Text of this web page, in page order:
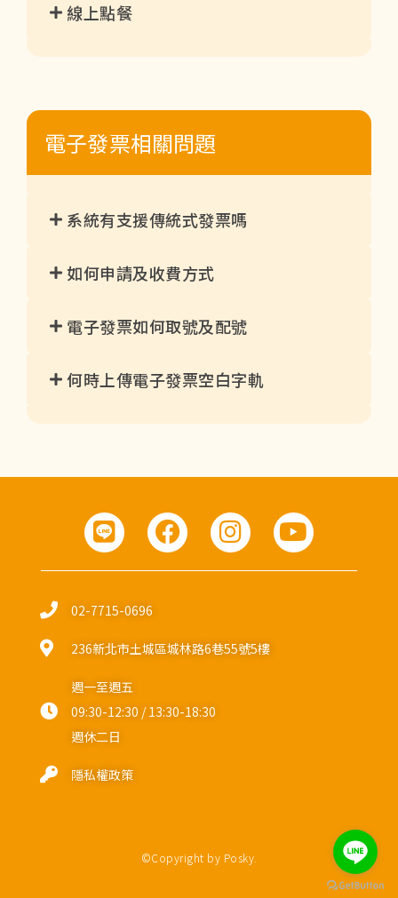
線上點餐
電子發票相關問題
系統有支援傳統式發票嗎
如何申請及收費方式
電子發票如何取號及配號
何時上傳電子發票空白字軌
02-7715-0696
236新北市土城區城林路6巷55號5樓
週一至週五
09:30-12:30 / 13:30-18:30
週休二日
隱私權政策
©Copyright by Posky.